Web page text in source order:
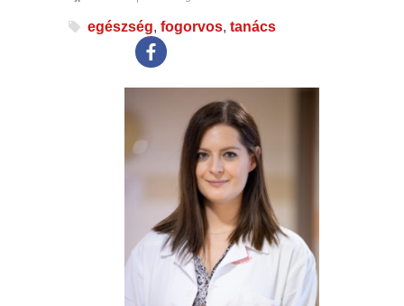
egészség, fogorvos, tanács